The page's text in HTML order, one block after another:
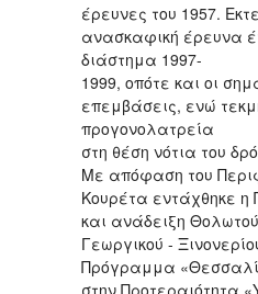
έρευνες του 1957.
ανασκαφική έρευνα
διάστημα 1997-
1999, οπότε και οι
επεμβάσεις, ενώ
προγονολατρεία
στη θέση νότια του
Με απόφαση του
Κουρέτα εντάχθηκε η
και ανάδειξη
Γεωργικού -
Πρόγραμμα